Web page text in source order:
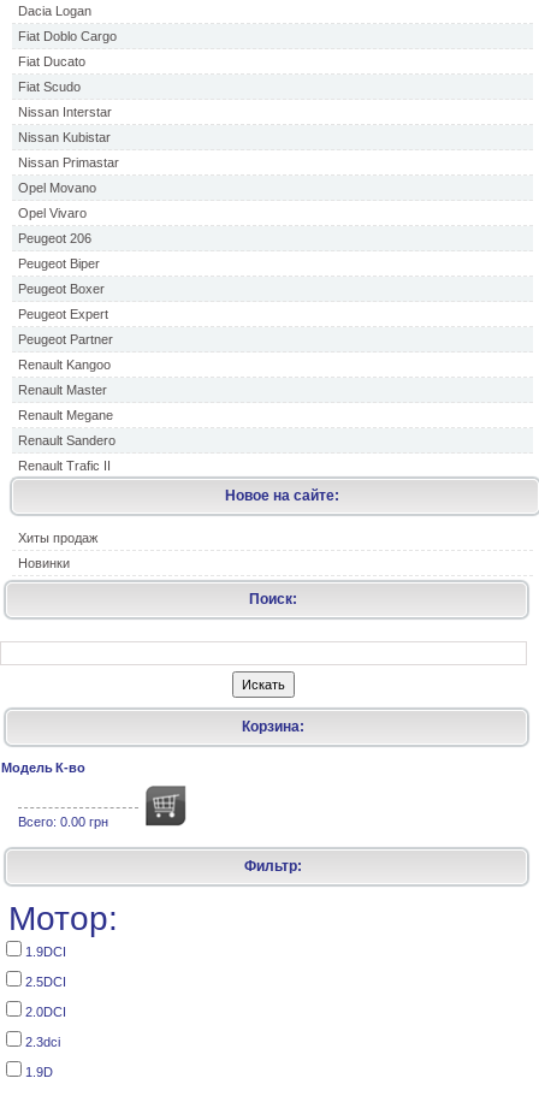
Dacia Logan
Fiat Doblo Cargo
Fiat Ducato
Fiat Scudo
Nissan Interstar
Nissan Kubistar
Nissan Primastar
Opel Movano
Opel Vivaro
Peugeot 206
Peugeot Biper
Peugeot Boxer
Peugeot Expert
Peugeot Partner
Renault Kangoo
Renault Master
Renault Megane
Renault Sandero
Renault Trafic II
Новое на сайте:
Хиты продаж
Новинки
Поиск:
Корзина:
Модель К-во
Всего: 0.00 грн
Фильтр:
Мотор:
1.9DCI
2.5DCI
2.0DCI
2.3dci
1.9D